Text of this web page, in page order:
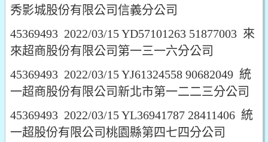
秀影城股份有限公司信義分公司
45369493 2022/03/15 YD57101263 51877003 來
來超商股份有限公司第一三一六分公司
45369493 2022/03/15 YJ61324558 90682049 統
一超商股份有限公司新北市第一二二三分公司
45369493 2022/03/15 YL36941787 28411406 統
一超股份有限公司桃園縣第四七四分公司